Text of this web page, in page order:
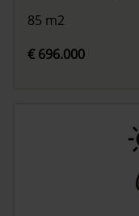
85 m2
€ 696.000